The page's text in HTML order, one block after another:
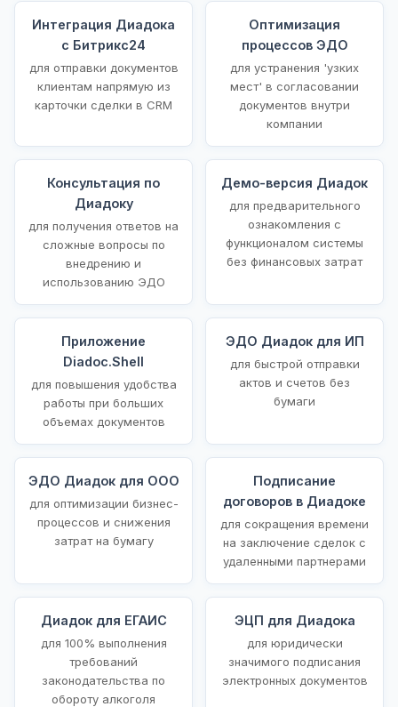
Интеграция Диадока
с Битрикс24
для отправки документов
клиентам напрямую из
карточки сделки в CRM
Оптимизация
процессов ЭДО
для устранения 'узких
мест' в согласовании
документов внутри
компании
Консультация по
Диадоку
для получения ответов на
сложные вопросы по
внедрению и
использованию ЭДО
Демо-версия Диадок
для предварительного
ознакомления с
функционалом системы
без финансовых затрат
Приложение
Diadoc.Shell
для повышения удобства
работы при больших
объемах документов
ЭДО Диадок для ИП
для быстрой отправки
актов и счетов без
бумаги
ЭДО Диадок для ООО
для оптимизации бизнес-
процессов и снижения
затрат на бумагу
Подписание
договоров в Диадоке
для сокращения времени
на заключение сделок с
удаленными партнерами
Диадок для ЕГАИС
для 100% выполнения
требований
законодательства по
обороту алкоголя
ЭЦП для Диадока
для юридически
значимого подписания
электронных документов